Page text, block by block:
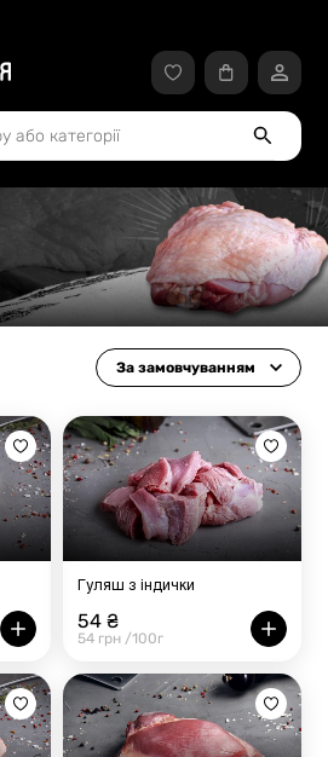
За замовчуванням
Гуляш з індички
54 ₴
54 грн /100г